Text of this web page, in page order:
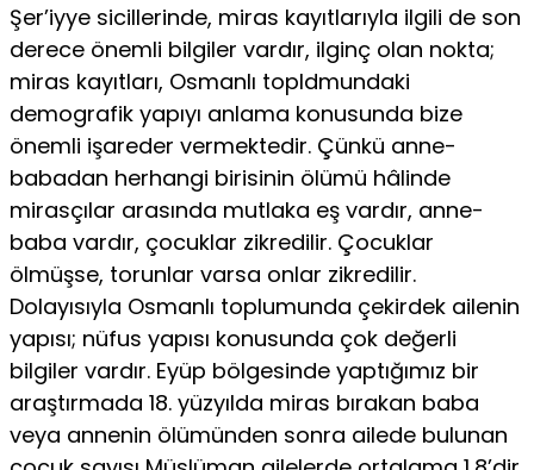
Şer’iyye sicillerinde, miras kayıtlarıyla ilgili de son
derece önemli bilgiler vardır, ilginç olan nokta;
miras kayıtları, Osmanlı topldmundaki
demografik yapıyı anlama konusunda bize
önem­li işareder vermektedir. Çünkü anne-
babadan herhangi birisinin ölümü hâlinde
mirasçılar arasında mutlaka eş vardır, anne-
baba vardır, çocuklar zikredilir. Çocuklar
ölmüşse, torunlar varsa on­lar zikredilir.
Dolayısıyla Osmanlı toplumunda çekirdek ailenin
yapısı; nüfus yapısı konusunda çok değerli
bilgiler vardır. Eyüp bölgesinde yaptığımız bir
araştırmada 18. yüzyılda miras bırakan baba
veya annenin ölümünden sonra ailede bulunan